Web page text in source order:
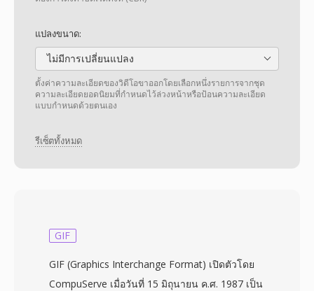
แปลงขนาด:
ไม่มีการเปลี่ยนแปลง
ตั้งค่าความละเอียดของวิดีโอขาออกโดยเลือกหนึ่งรายการจากชุด
ความละเอียดยอดนิยมที่กำหนดไว้ล่วงหน้าหรือป้อนความละเอียด
แบบกำหนดด้วยตนเอง
รีเซ็ตทั้งหมด
GIF
GIF (Graphics Interchange Format) เปิดตัวโดย
CompuServe เมื่อวันที่ 15 มิถุนายน ค.ศ. 1987 เป็น